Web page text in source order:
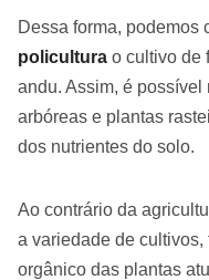
Dessa forma, podemos
policultura o cultivo de
andu. Assim, é
arbóreas e plantas
dos nutrientes do solo.
Ao contrário da
a variedade de
orgânico das plantas